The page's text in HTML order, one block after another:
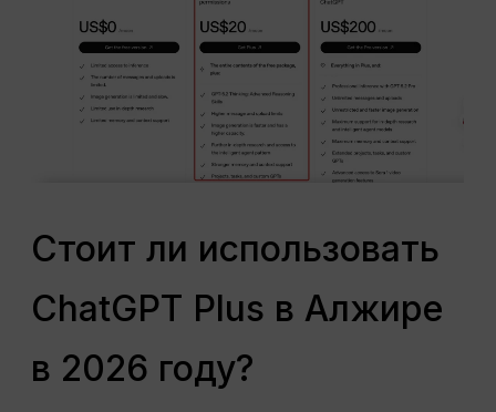
Стоит ли использовать
ChatGPT Plus в Алжире
в 2026 году?